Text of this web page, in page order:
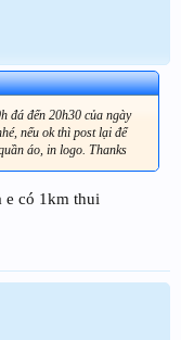
đá đến 20h30 của ngày
nếu ok thì post lại để
áo, in logo. Thanks
e có 1km thui